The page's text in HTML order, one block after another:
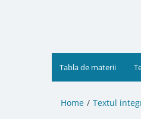
Tabla de materii
Home Textul